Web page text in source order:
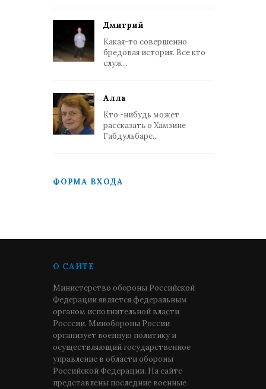
Дмитрий
Какая-то совершенно
бредовая история. Все кто
служ...
Алла
Кто -нибудь может
рассказать о Хамзине
Габдульбаре...
ФОРМА ВХОДА
О САЙТЕ
Министерство обороны Российской
Федерации является федеральным
органом исполнительной власти
Росссии. Минобороны России
организует военную политику и
осуществляющий государственное
управление в области обороны
Российской Федерации. На сайте
представлены последние военные